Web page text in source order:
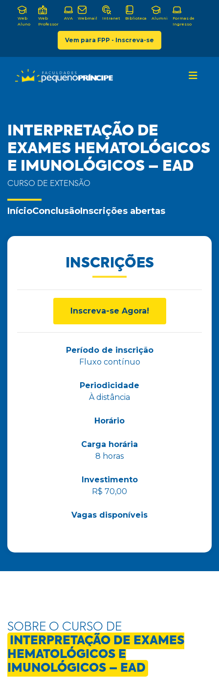
Web
Aluno
Web
Professor
AVA Webmail Intranet Biblioteca Alumni
Formas de
Ingresso
Vem para FPP - Inscreva-se
INTERPRETAÇÃO DE
EXAMES HEMATOLÓGICOS
E IMUNOLÓGICOS – EAD
CURSO DE EXTENSÃO
InícioConclusãoInscrições abertas
INSCRIÇÕES
Inscreva-se Agora!
Período de inscrição
Fluxo contínuo
Periodicidade
À distância
Horário
Carga horária
8 horas
Investimento
R$ 70,00
Vagas disponíveis
SOBRE O CURSO DE
INTERPRETAÇÃO DE EXAMES
HEMATOLÓGICOS E
IMUNOLÓGICOS – EAD